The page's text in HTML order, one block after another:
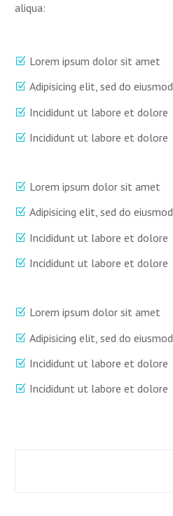
aliqua:
Lorem ipsum dolor sit amet
Adipisicing elit, sed do eiusmod
Incididunt ut labore et dolore
Incididunt ut labore et dolore
Lorem ipsum dolor sit amet
Adipisicing elit, sed do eiusmod
Incididunt ut labore et dolore
Incididunt ut labore et dolore
Lorem ipsum dolor sit amet
Adipisicing elit, sed do eiusmod
Incididunt ut labore et dolore
Incididunt ut labore et dolore